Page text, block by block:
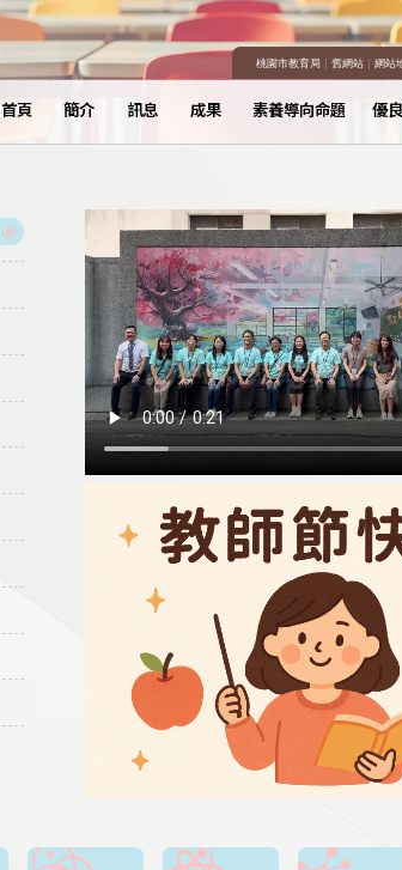
桃園市教育局｜ 舊網站｜ 網站
首頁 簡介 訊息 成果 素養導向命題 優